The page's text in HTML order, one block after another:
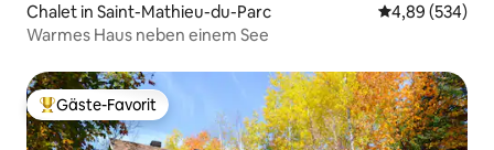
Chalet in Saint-Mathieu-du-Parc
4,89 (534)
Warmes Haus neben einem See
Beliebter Gäste-Favorit.
Gäste-Favorit